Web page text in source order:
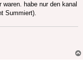
waren. habe nur den kanal
Summiert).